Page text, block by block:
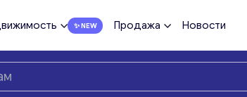
Продажа Новости